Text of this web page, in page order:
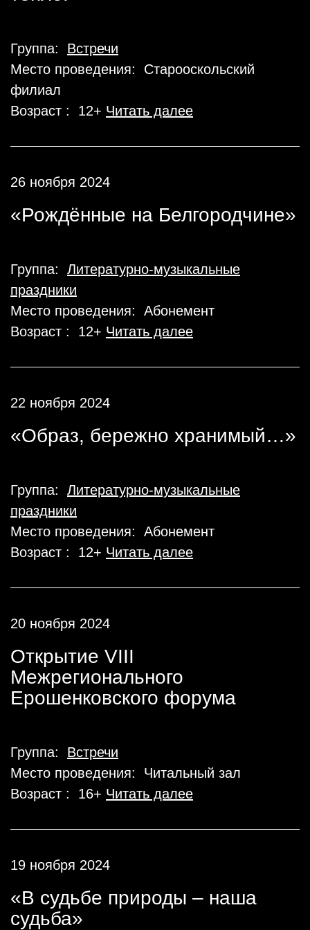
Группа: Встречи
Место проведения: Старооскольский
филиал
Возраст : 12+ Читать далее
26 ноября 2024
«Рождённые на Белгородчине»
Группа: Литературно-музыкальные
праздники
Место проведения: Абонемент
Возраст : 12+ Читать далее
22 ноября 2024
«Образ, бережно хранимый…»
Группа: Литературно-музыкальные
праздники
Место проведения: Абонемент
Возраст : 12+ Читать далее
20 ноября 2024
Открытие VIII
Межрегионального
Ерошенковского форума
Группа: Встречи
Место проведения: Читальный зал
Возраст : 16+ Читать далее
19 ноября 2024
«В судьбе природы – наша
судьба»